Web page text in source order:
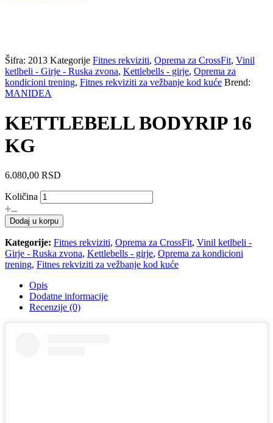
Šifra: 2013 Kategorije Fitnes rekviziti, Oprema za CrossFit, Vinil
ketlbeli - Girje - Ruska zvona, Kettlebells - girje, Oprema za
kondicioni trening, Fitnes rekviziti za vežbanje kod kuće Brend:
MANIDEA
KETTLEBELL BODYRIP 16
KG
6.080,00 RSD
Količina KETTLEBELL
BODYRIP
16
KG
količina
Dodaj u korpu
Kategorije: Fitnes rekviziti, Oprema za CrossFit, Vinil ketlbeli -
Girje - Ruska zvona, Kettlebells - girje, Oprema za kondicioni
trening, Fitnes rekviziti za vežbanje kod kuće
Opis
Dodatne informacije
Recenzije (0)